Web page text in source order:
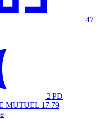
47
2 PD
MUTUEL 17-79